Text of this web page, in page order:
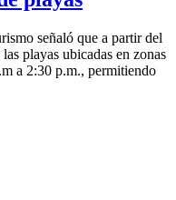
señaló que a partir del
playas ubicadas en zonas
a 2:30 p.m., permitiendo